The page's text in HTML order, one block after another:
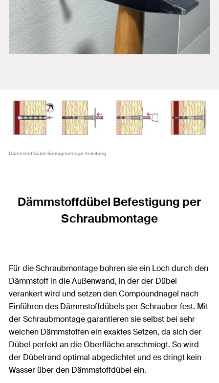
Dämmstoffdübel Schlagmontage Anleitung
Dämmstoffdübel Befestigung per
Schraubmontage
Für die Schraubmontage bohren sie ein Loch durch den
Dämmstoff in die Außenwand, in der der Dübel
verankert wird und setzen den Compoundnagel nach
Einführen des Dämmstoffdübels per Schrauber fest. Mit
der Schraubmontage garantieren sie selbst bei sehr
weichen Dämmstoffen ein exaktes Setzen, da sich der
Dübel perfekt an die Oberfläche anschmiegt. So wird
der Dübelrand optimal abgedichtet und es dringt kein
Wasser über den Dämmstoffdübel ein.